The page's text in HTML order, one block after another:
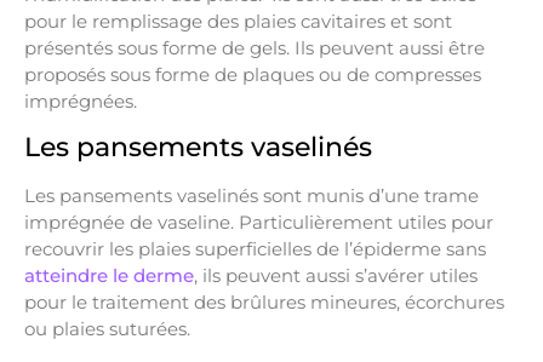
pour le remplissage des plaies cavitaires et sont
présentés sous forme de gels. Ils peuvent aussi être
proposés sous forme de plaques ou de compresses
imprégnées.
Les pansements vaselinés
Les pansements vaselinés sont munis d’une trame
imprégnée de vaseline. Particulièrement utiles pour
recouvrir les plaies superficielles de l’épiderme sans
atteindre le derme, ils peuvent aussi s’avérer utiles
pour le traitement des brûlures mineures, écorchures
ou plaies suturées.